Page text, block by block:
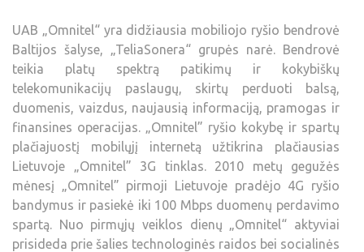
UAB „Omnitel“ yra didžiausia mobiliojo ryšio bendrovė
Baltijos šalyse, „TeliaSonera“ grupės narė. Bendrovė
teikia platų spektrą patikimų ir kokybiškų
telekomunikacijų paslaugų, skirtų perduoti balsą,
duomenis, vaizdus, naujausią informaciją, pramogas ir
finansines operacijas. „Omnitel” ryšio kokybę ir spartų
plačiajuostį mobilųjį internetą užtikrina plačiausias
Lietuvoje „Omnitel” 3G tinklas. 2010 metų gegužės
mėnesį „Omnitel” pirmoji Lietuvoje pradėjo 4G ryšio
bandymus ir pasiekė iki 100 Mbps duomenų perdavimo
spartą. Nuo pirmųjų veiklos dienų „Omnitel“ aktyviai
prisideda prie šalies technologinės raidos bei socialinės